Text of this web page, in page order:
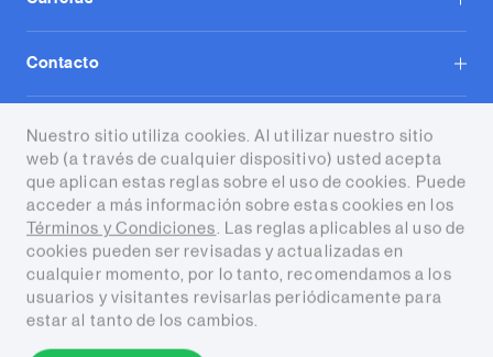
Contacto
Tecpetrol S.A.
Copyright © 2026 Tecpetrol. Todos
Términos y condiciones
Nuestro sitio utiliza cookies. Al utilizar nuestro sitio
web (a través de cualquier dispositivo) usted acepta
que aplican estas reglas sobre el uso de cookies. Puede
acceder a más información sobre estas cookies en los
Términos y Condiciones . Las reglas aplicables al uso de
cookies pueden ser revisadas y actualizadas en
cualquier momento, por lo tanto, recomendamos a los
usuarios y visitantes revisarlas periódicamente para
estar al tanto de los cambios.